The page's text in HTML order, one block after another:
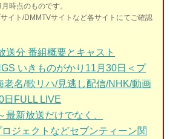
時点のものです。
イト/DMMTVサイトなど各サイトにてご確認
送分 番組概要とキャスト
いきものがかり11月30日＜プ
老名/歌リハ/見逃し配信/NHK/動画
日FULL LIVE
最新放送だけでなく、
ジェクトなどセブンティーン関